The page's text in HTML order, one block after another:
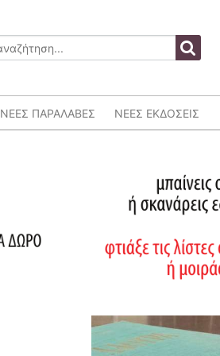
ΝΕΕΣ ΠΑΡΑΛΑΒΕΣ ΝΕΕΣ ΕΚΔΟΣΕΙΣ